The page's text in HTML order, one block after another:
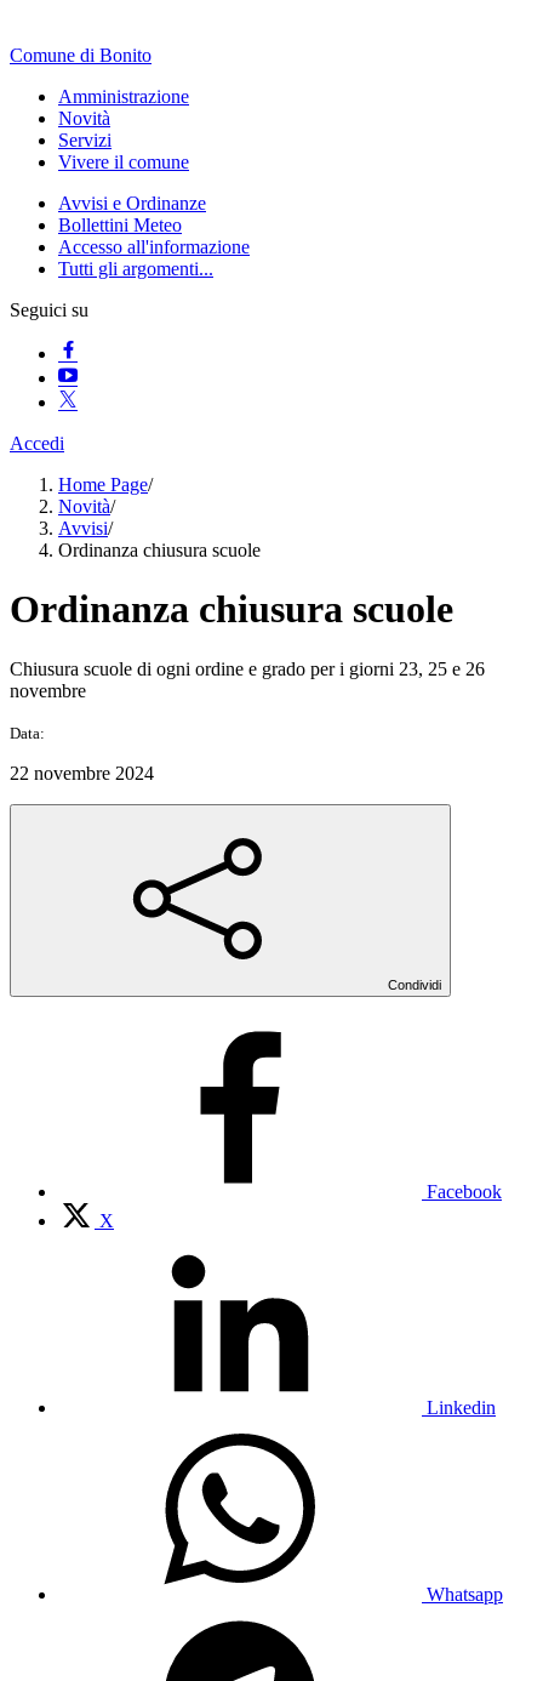
Comune di Bonito
Amministrazione
Novità
Servizi
Vivere il comune
Avvisi e Ordinanze
Bollettini Meteo
Accesso all'informazione
Tutti gli argomenti...
Seguici su
Accedi
Home Page/
Novità/
Avvisi/
Ordinanza chiusura scuole
Ordinanza chiusura scuole
Chiusura scuole di ogni ordine e grado per i giorni 23, 25 e 26
novembre
Data:
22 novembre 2024
Condividi
Facebook
X
Linkedin
Whatsapp